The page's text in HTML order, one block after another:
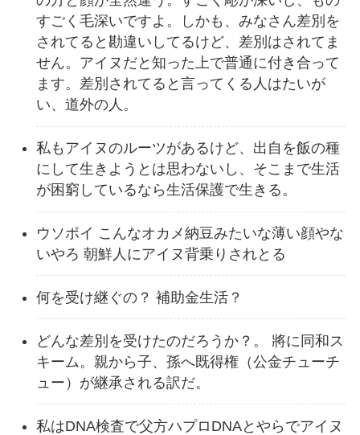
すごく毛深いですよ。しかも、みなさん差別を
されてると勘違いしてるけど、差別はされてま
せん。アイヌだと知った上で普通に付き合って
ます。差別されてると言ってくる人はたいが
い、道外の人。
私もアイヌのルーツがあるけど、出自を飯の種
にして生きようとは思わないし、そこまで生活
が困窮しているなら生活保護で生きる。
ウソポイ こんなオカメ納豆みたいな薄い顔やな
いやろ 朝鮮人にアイヌ背乗りされとる
何を受け継ぐの？ 補助金生活？
どんな差別を受けたのだろうか？。 將に同和ス
キーム。親から子、孫へ既得権（公金チューチ
ュー）が継承される訳だ。
私はDNA検査で父方ハプロDNAとやらでアイヌ